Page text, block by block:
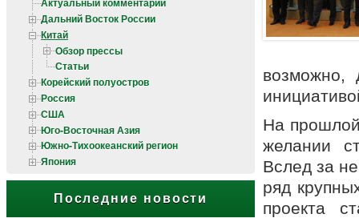
Дальний Восток России
Китай
Обзор прессы
Статьи
Корейский полуостров
Россия
США
Юго-Восточная Азия
Южно-Тихоокеанский регион
Япония
Последние новости
возможно,
На
желании
Вслед за
ряд
проекта